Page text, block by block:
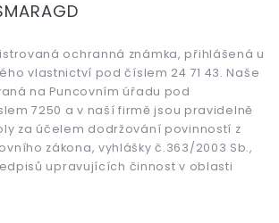
ochranná známka, přihlášená u
vlastnictví pod číslem 24 71 43. Naše
na Puncovním úřadu pod
7250 a v naší firmě jsou pravidelně
za účelem dodržování povinností z
zákona, vyhlášky č.363/2003 Sb.,
upravujících činnost v oblasti